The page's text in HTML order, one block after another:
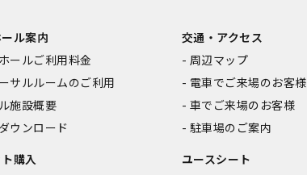
ル案内
ールご利用料金
サルルームのご利用
施設概要
ウンロード
購入
交通・アクセス
周辺マップ
電車でご来場のお客様
車でご来場のお客様
駐車場のご案内
ユースシート